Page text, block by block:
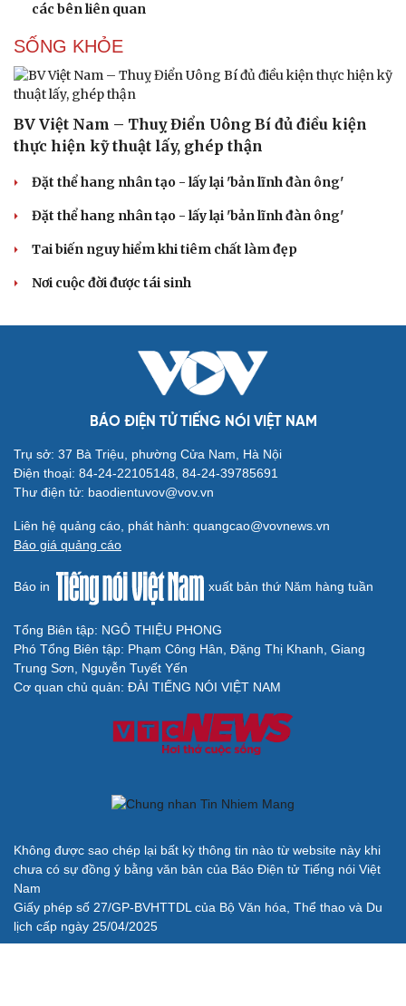
Du lịch
Săn Tour
Đọc truyện đêm khuya
Kể chuyện cho bé
Hạt giống tâm hồn
Cải chính
các bên liên quan
SỐNG KHỎE
BV Việt Nam – Thuỵ Điển Uông Bí đủ điều kiện
thực hiện kỹ thuật lấy, ghép thận
Đặt thể hang nhân tạo - lấy lại 'bản lĩnh đàn ông'
Đặt thể hang nhân tạo - lấy lại 'bản lĩnh đàn ông'
Tai biến nguy hiểm khi tiêm chất làm đẹp
Nơi cuộc đời được tái sinh
BÁO ĐIỆN TỬ TIẾNG NÓI VIỆT NAM
Trụ sở: 37 Bà Triệu, phường Cửa Nam, Hà Nội
Điện thoại: 84-24-22105148, 84-24-39785691
Thư điện tử: baodientuvov@vov.vn
Liên hệ quảng cáo, phát hành: quangcao@vovnews.vn
Báo giá quảng cáo
Báo in xuất bản thứ Năm hàng tuần
Tổng Biên tập: NGÔ THIỆU PHONG
Phó Tổng Biên tập: Phạm Công Hân, Đặng Thị Khanh, Giang
Trung Sơn, Nguyễn Tuyết Yến
Cơ quan chủ quản: ĐÀI TIẾNG NÓI VIỆT NAM
Không được sao chép lại bất kỳ thông tin nào từ website này khi
chưa có sự đồng ý bằng văn bản của Báo Điện tử Tiếng nói Việt
Nam
Giấy phép số 27/GP-BVHTTDL của Bộ Văn hóa, Thể thao và Du
lịch cấp ngày 25/04/2025